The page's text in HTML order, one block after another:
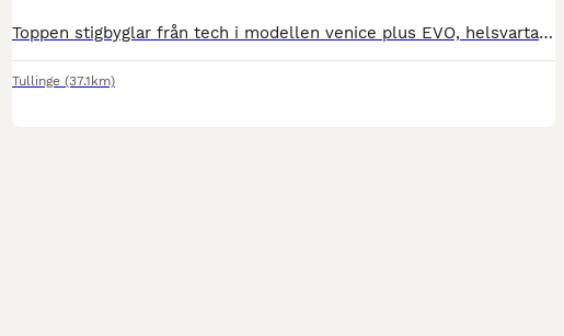
Toppen stigbyglar från tech i modellen venice plus EVO, helsvarta. Den lite mer avancerade modellen med stötdämpning i. Fint använt skick! Nypris över 4k. Hämtas i Tullinge/Grödinge eller skickas mot
Tullinge (37.1km)